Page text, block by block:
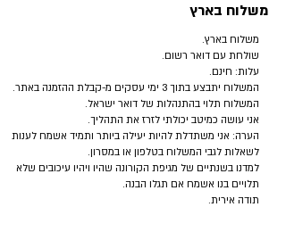
משלוח בארץ
משלוח בארץ.
שולחת עם דואר רשום.
עלות: חינם.
המשלוח יתבצע בתוך 3 ימי עסקים מ-קבלת ההזמנה באתר.
המשלוח תלוי בהתנהלות של דואר ישראל.
אני עושה כמיטב יכולתי לזרז את התהליך.
הערה: אני משתדלת להיות יעילה ביותר ותמיד אשמח לענות
לשאלות לגבי המשלוח בטלפון או במסרון.
למדנו בשנתיים של מגיפת הקורונה שהיו ויהיו עיכובים שלא
תלויים בנו אשמח אם תגלו הבנה.
תודה אירית.